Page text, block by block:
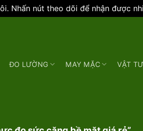
Nhấn nút theo dõi để nhận được
ĐO LƯỜNG MAY MẶC VẬT